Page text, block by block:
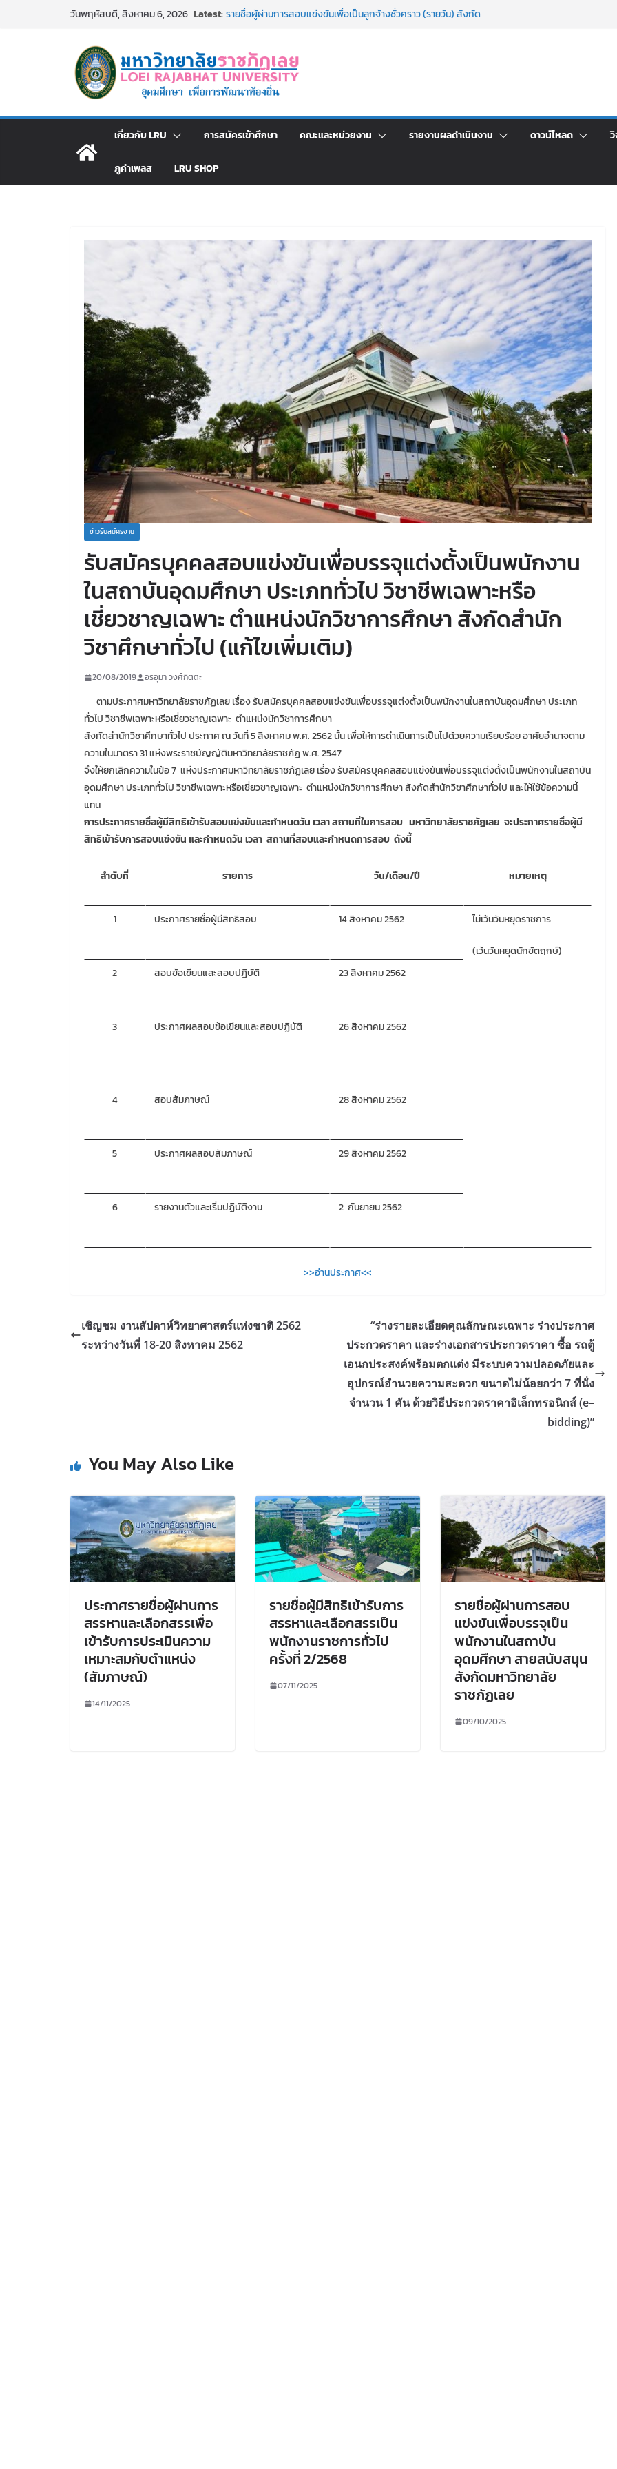
วันพฤหัสบดี, สิงหาคม 6, 2026 Latest:รายชื่อผู้ผ่านการสอบแข่งขันเพื่อเป็นลูกจ้างชั่วคราว (รายวัน) สังกัด
สังกัดมหาวิทยาลัยราชภัฏเลย ครั้งที่ 2/2569
ม.ราชภัฏเลย ประชุมคณาจารย์ประจำ ครั้งที่ 1/2569
ประกาศผู้ชนะการเสนอราคา จ้างทำปกปริญญาบัตร จำนวน ๑,๙๗๒ ชุด
โดยวิธีเฉพาะเจาะจง
สาธารณกุศล 69
เกี่ยวกับ LRU การสมัครเข้าศึกษา คณะและหน่วยงาน รายงานผลดำเนินงาน ดาวน์โหลด
ภูคำเพลส LRU SHOP
ข่าวรับสมัครงาน
รับสมัครบุคคลสอบแข่งขันเพื่อบรรจุแต่งตั้งเป็นพนักงาน
ในสถาบันอุดมศึกษา ประเภททั่วไป วิชาชีพเฉพาะหรือ
เชี่ยวชาญเฉพาะ ตำแหน่งนักวิชาการศึกษา สังกัดสำนัก
วิชาศึกษาทั่วไป (แก้ไขเพิ่มเติม)
20/08/2019 อรอุมา วงศ์กิตตะ
ตามประกาศมหาวิทยาลัยราชภัฏเลย เรื่อง รับสมัครบุคคลสอบแข่งขันเพื่อบรรจุแต่งตั้งเป็นพนักงานในสถาบันอุดมศึกษา ประเภท
ทั่วไป วิชาชีพเฉพาะหรือเชี่ยวชาญเฉพาะ ตำแหน่งนักวิชาการศึกษา
สังกัดสำนักวิชาศึกษาทั่วไป ประกาศ ณ วันที่ 5 สิงหาคม พ.ศ. 2562 นั้น เพื่อให้การดำเนินการเป็นไปด้วยความเรียบร้อย อาศัยอำนาจตาม
ความในมาตรา 31 แห่งพระราชบัญญัติมหาวิทยาลัยราชภัฏ พ.ศ. 2547
จึงให้ยกเลิกความในข้อ 7 แห่งประกาศมหาวิทยาลัยราชภัฏเลย เรื่อง รับสมัครบุคคลสอบแข่งขันเพื่อบรรจุแต่งตั้งเป็นพนักงานในสถาบัน
อุดมศึกษา ประเภททั่วไป วิชาชีพเฉพาะหรือเชี่ยวชาญเฉพาะ ตำแหน่งนักวิชาการศึกษา สังกัดสำนักวิชาศึกษาทั่วไป และให้ใช้ข้อความนี้
แทน
การประกาศรายชื่อผู้มีสิทธิเข้ารับสอบแข่งขันและกำหนดวัน เวลา สถานที่ในการสอบ มหาวิทยาลัยราชภัฏเลย จะประกาศรายชื่อผู้มี
สิทธิเข้ารับการสอบแข่งขัน และกำหนดวัน เวลา สถานที่สอบและกำหนดการสอบ ดังนี้
ลำดับที่ รายการ วัน/เดือน/ปี หมายเหตุ
1 ประกาศรายชื่อผู้มีสิทธิสอบ 14 สิงหาคม 2562 ไม่เว้นวันหยุดราชการ
(เว้นวันหยุดนักขัตฤกษ์)
2
สอบข้อเขียนและสอบปฏิบัติ 23 สิงหาคม 2562
3 ประกาศผลสอบข้อเขียนและสอบปฏิบัติ 26 สิงหาคม 2562
4 สอบสัมภาษณ์ 28 สิงหาคม 2562
5 ประกาศผลสอบสัมภาษณ์ 29 สิงหาคม 2562
6 รายงานตัวและเริ่มปฏิบัติงาน 2 กันยายน 2562
>>อ่านประกาศ<<
เชิญชม งานสัปดาห์วิทยาศาสตร์แห่งชาติ 2562
ระหว่างวันที่ 18-20 สิงหาคม 2562
“ร่างรายละเอียดคุณลักษณะเฉพาะ ร่างประกาศ
ประกวดราคา และร่างเอกสารประกวดราคา ซื้อ รถตู้
เอนกประสงค์พร้อมตกแต่ง มีระบบความปลอดภัยและ
อุปกรณ์อำนวยความสะดวก ขนาดไม่น้อยกว่า 7 ที่นั่ง
จำนวน 1 คัน ด้วยวิธีประกวดราคาอิเล็กทรอนิกส์ (e–
bidding)”
You May Also Like
ประกาศรายชื่อผู้ผ่านการ
สรรหาและเลือกสรรเพื่อ
เข้ารับการประเมินความ
เหมาะสมกับตำแหน่ง
(สัมภาษณ์)
14/11/2025
รายชื่อผู้มีสิทธิเข้ารับการ
สรรหาและเลือกสรรเป็น
พนักงานราชการทั่วไป
ครั้งที่ 2/2568
07/11/2025
รายชื่อผู้ผ่านการสอบ
แข่งขันเพื่อบรรจุเป็น
พนักงานในสถาบัน
อุดมศึกษา สายสนับสนุน
สังกัดมหาวิทยาลัย
ราชภัฏเลย
09/10/2025